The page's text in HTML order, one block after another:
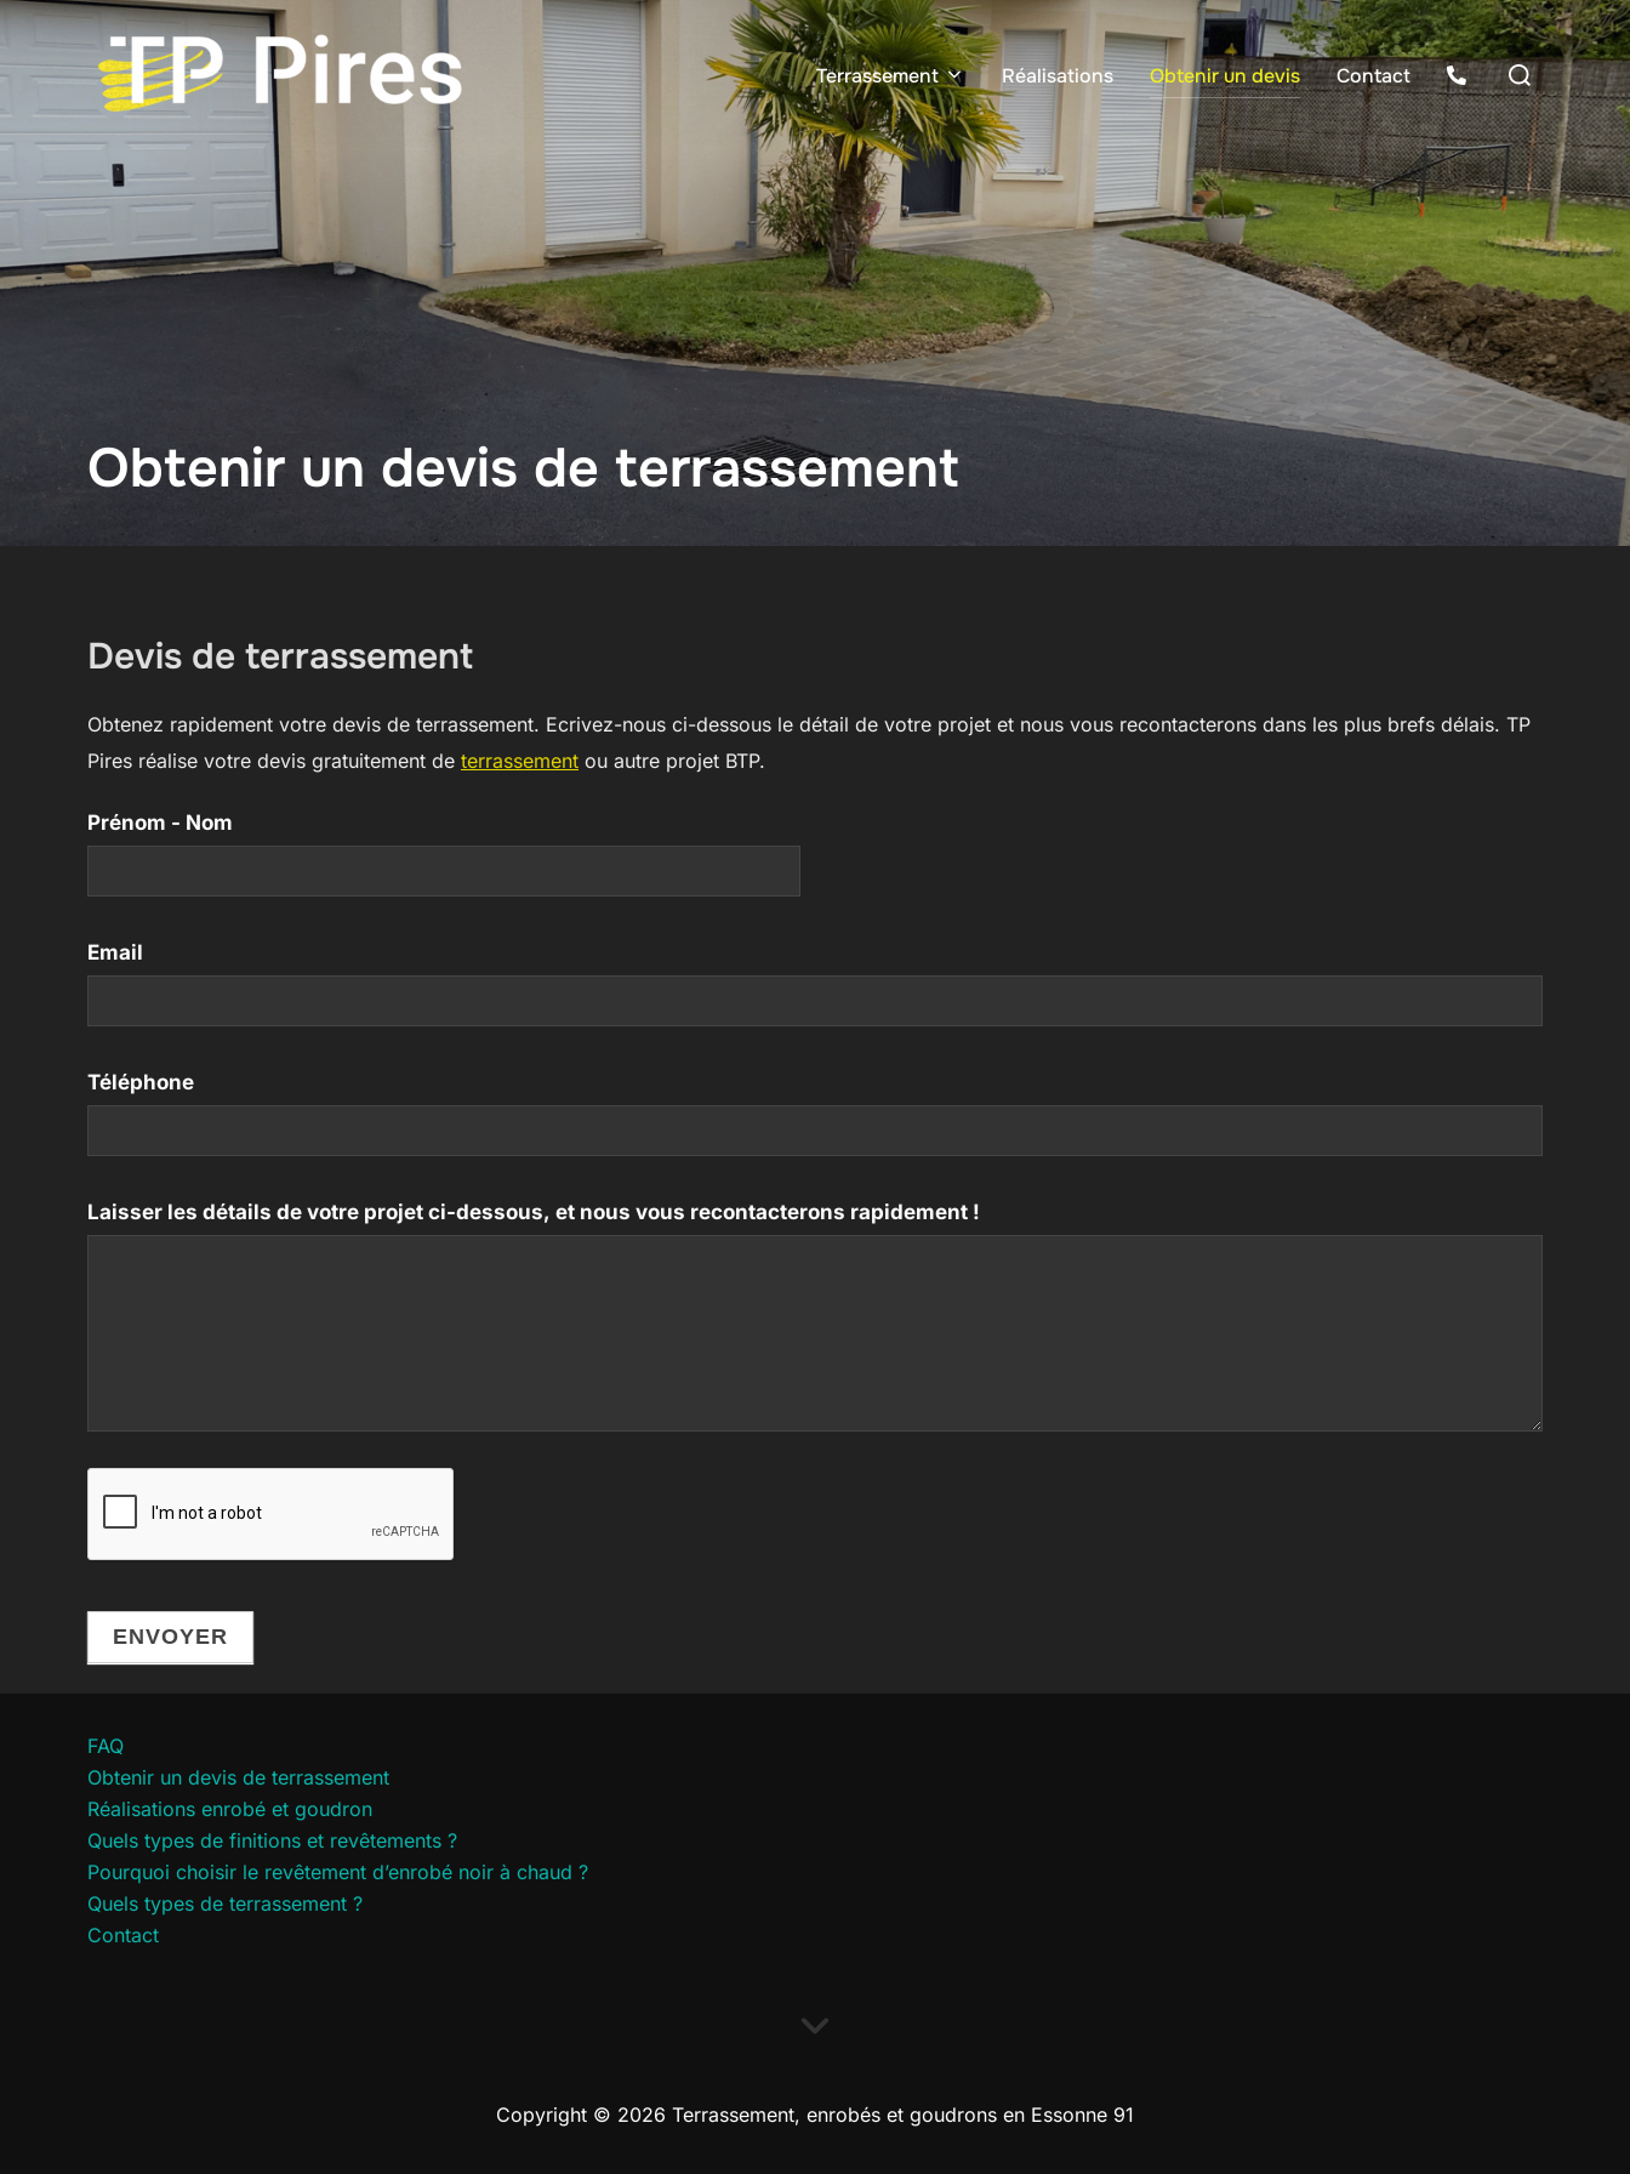
Aller
contenu
Terrassement Réalisations Obtenir un devis Contact
Rechercher :
Obtenir un devis de terrassement
Devis de terrassement
Obtenez rapidement votre devis de terrassement. Ecrivez-nous ci-dessous le détail de votre projet et nous vous recontacterons dans les plus brefs délais. TP
Pires réalise votre devis gratuitement de terrassement ou autre projet BTP.
Contactez-
Prénom - Nom
Email
Téléphone
Laisser les détails de votre projet ci-dessous, et nous vous recontacterons rapidement !
ENVOYER
FAQ
Obtenir un devis de terrassement
Réalisations enrobé et goudron
Quels types de finitions et revêtements ?
Pourquoi choisir le revêtement d’enrobé noir à chaud ?
Quels types de terrassement ?
Contact
Copyright © 2026 Terrassement, enrobés et goudrons en Essonne 91